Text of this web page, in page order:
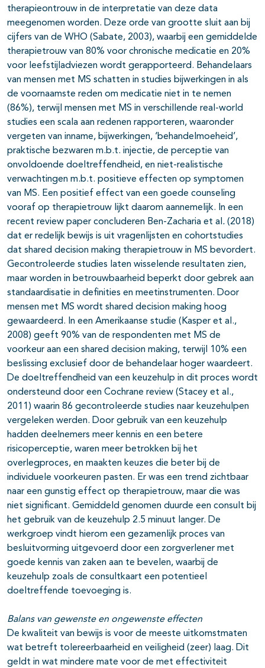
therapieontrouw in de interpretatie van deze data
meegenomen worden. Deze orde van grootte sluit aan bij
cijfers van de WHO (Sabate, 2003), waarbij een gemiddelde
therapietrouw van 80% voor chronische medicatie en 20%
voor leefstijladviezen wordt gerapporteerd. Behandelaars
van mensen met MS schatten in studies bijwerkingen in als
de voornaamste reden om medicatie niet in te nemen
(86%), terwijl mensen met MS in verschillende real-world
studies een scala aan redenen rapporteren, waaronder
vergeten van inname, bijwerkingen, ‘behandelmoeheid’,
praktische bezwaren m.b.t. injectie, de perceptie van
onvoldoende doeltreffendheid, en niet-realistische
verwachtingen m.b.t. positieve effecten op symptomen
van MS. Een positief effect van een goede counseling
vooraf op therapietrouw lijkt daarom aannemelijk. In een
recent review paper concluderen Ben-Zacharia et al . (2018)
dat er redelijk bewijs is uit vragenlijsten en cohortstudies
dat shared decision making therapietrouw in MS bevordert.
Gecontroleerde studies laten wisselende resultaten zien,
maar worden in betrouwbaarheid beperkt door gebrek aan
standaardisatie in definities en meetinstrumenten. Door
mensen met MS wordt shared decision making hoog
gewaardeerd. In een Amerikaanse studie (Kasper et al.,
2008) geeft 90% van de respondenten met MS de
voorkeur aan een shared decision making, terwijl 10% een
beslissing exclusief door de behandelaar hoger waardeert.
De doeltreffendheid van een keuzehulp in dit proces wordt
ondersteund door een Cochrane review (Stacey et al.,
2011) waarin 86 gecontroleerde studies naar keuzehulpen
vergeleken werden. Door gebruik van een keuzehulp
hadden deelnemers meer kennis en een betere
risicoperceptie, waren meer betrokken bij het
overlegproces, en maakten keuzes die beter bij de
individuele voorkeuren pasten. Er was een trend zichtbaar
naar een gunstig effect op therapietrouw, maar die was
niet significant. Gemiddeld genomen duurde een consult bij
het gebruik van de keuzehulp 2.5 minuut langer. De
werkgroep vindt hierom een gezamenlijk proces van
besluitvorming uitgevoerd door een zorgverlener met
goede kennis van zaken aan te bevelen, waarbij de
keuzehulp zoals de consultkaart een potentieel
doeltreffende toevoeging is.
Balans van gewenste en ongewenste effecten
De kwaliteit van bewijs is voor de meeste uitkomstmaten
wat betreft tolereerbaarheid en veiligheid (zeer) laag. Dit
geldt in wat mindere mate voor de met effectiviteit